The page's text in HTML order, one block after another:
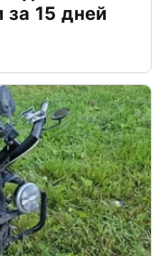
15 дней